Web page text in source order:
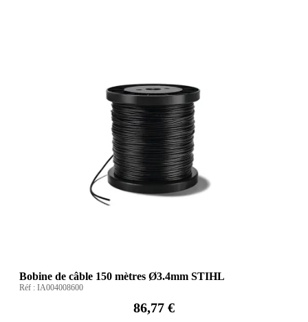
Bobine de câble 150 mètres Ø3.4mm STIHL
Réf : IA004008600
86,77 €